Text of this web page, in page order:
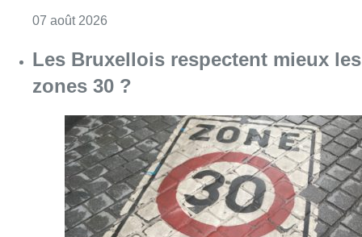
07 août 2026Consulter l'article "Les Bruxellois
Partager l'article